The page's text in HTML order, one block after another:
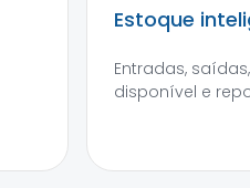
Estoque
Entradas,
disponível e